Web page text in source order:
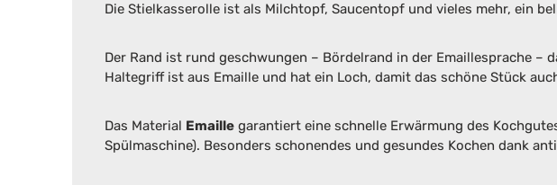
Die Stielkasserolle ist als Milchtopf, Saucentopf und vieles mehr, ein
Der Rand ist rund geschwungen – Bördelrand in der Emaillesprache –
Haltegriff ist aus Emaille und hat ein Loch, damit das schöne Stück
Das Material Emaille garantiert eine schnelle Erwärmung des
Spülmaschine). Besonders schonendes und gesundes Kochen dank